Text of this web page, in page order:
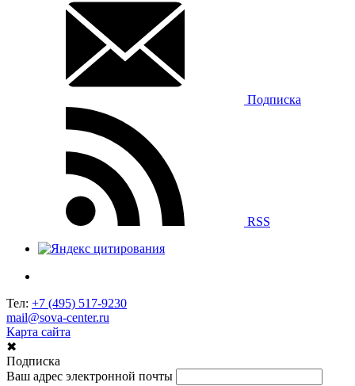
Подписка
RSS
Тел: +7 (495) 517-9230
mail@sova-center.ru
Карта сайта
✖
Подписка
Ваш адрес электронной почты